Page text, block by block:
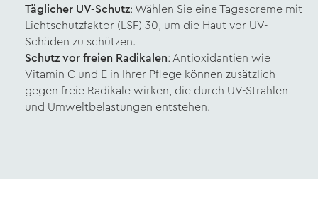
Täglicher UV-Schutz: Wählen Sie eine Tagescreme mit
Lichtschutzfaktor (LSF) 30, um die Haut vor UV-
Schäden zu schützen.
Schutz vor freien Radikalen: Antioxidantien wie
Vitamin C und E in Ihrer Pflege können zusätzlich
gegen freie Radikale wirken, die durch UV-Strahlen
und Umweltbelastungen entstehen.